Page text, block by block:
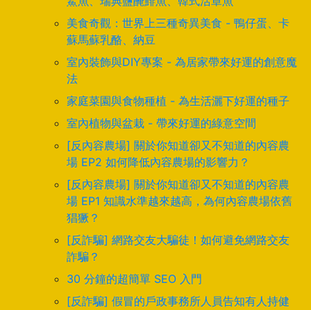
美食奇觀：世界上三種奇異美食 - 鴨仔蛋、卡
蘇馬蘇乳酪、納豆
室內裝飾與DIY專案 - 為居家帶來好運的創意魔
法
家庭菜園與食物種植 - 為生活灑下好運的種子
室內植物與盆栽 - 帶來好運的綠意空間
[反內容農場] 關於你知道卻又不知道的內容農
場 EP2 如何降低內容農場的影響力？
[反內容農場] 關於你知道卻又不知道的內容農
場 EP1 知識水準越來越高，為何內容農場依舊
猖獗？
[反詐騙] 網路交友大騙徒！如何避免網路交友
詐騙？
30 分鐘的超簡單 SEO 入門
[反詐騙] 假冒的戶政事務所人員告知有人持健